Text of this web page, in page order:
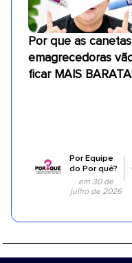
Por que as canetas
emagrecedoras
ficar MAIS
PorEquipe
do Por quê?
em 30 de
julho de 2026